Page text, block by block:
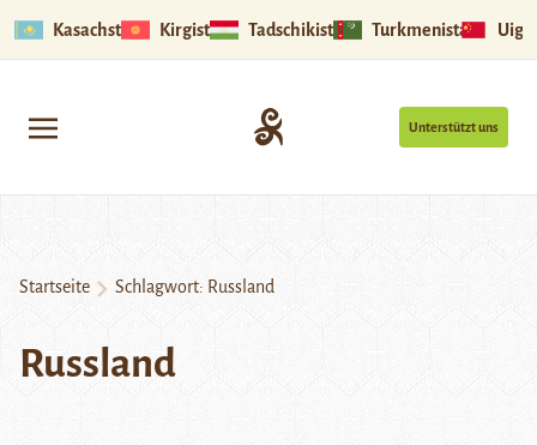
Kasachstan Kirgistan Tadschikistan Turkmenistan
Unterstützt uns
Startseite Schlagwort: Russland
Russland